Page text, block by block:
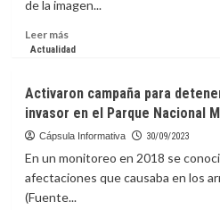
Miguel
de la imagen...
Leer másLeer
más
Voigt,
la
joven
venezolanas
que
Actualidad
Activaron campaña para
invasor en el Parque Nacional
Cápsula Informativa 30/09/2023
En un monitoreo en 2018 se
afectaciones que causaba en los
(Fuente...